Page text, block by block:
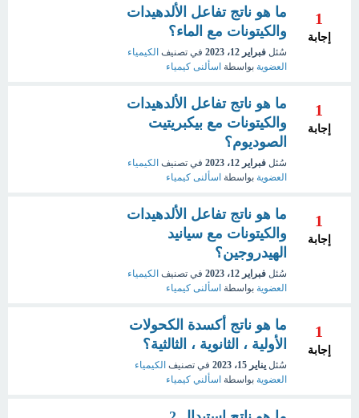
1
إجابة
ما هو ناتج تفاعل الألدهيدات
والكيتونات مع الماء؟
سُئل فبراير 12، 2023 في تصنيف الكيمياء
العضوية بواسطة اسألنى كيمياء
1
إجابة
ما هو ناتج تفاعل الألدهيدات
والكيتونات مع بيكبريتيت
الصوديوم؟
سُئل فبراير 12، 2023 في تصنيف الكيمياء
العضوية بواسطة اسألنى كيمياء
1
إجابة
ما هو ناتج تفاعل الألدهيدات
والكيتونات مع سيانيد
الهيدروجين؟
سُئل فبراير 12، 2023 في تصنيف الكيمياء
العضوية بواسطة اسألنى كيمياء
1
إجابة
ما هو ناتج أكسدة الكحولات
الأولية ، الثانوية ، الثالثية؟
سُئل يناير 15، 2023 في تصنيف الكيمياء
العضوية بواسطة اسألني كيمياء